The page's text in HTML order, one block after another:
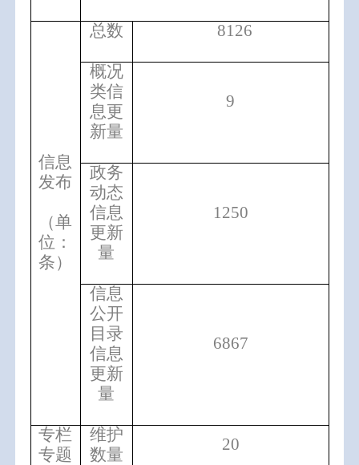
信息
发布
（单
位：
条）
总数 8126
概况
类信
息更
新量
9
政务
动态
信息
更新
量
1250
信息
公开
目录
信息
更新
量
6867
专栏
专题
维护
数量
20